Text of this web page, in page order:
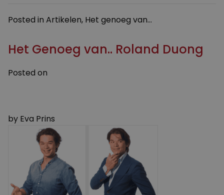
Broeke
het
om”
Posted in Artikelen, Het genoeg van...
Het Genoeg van.. Roland Duong
Posted on
by Eva Prins